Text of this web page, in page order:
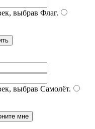
выбрав Флаг.
выбрав Самолёт.